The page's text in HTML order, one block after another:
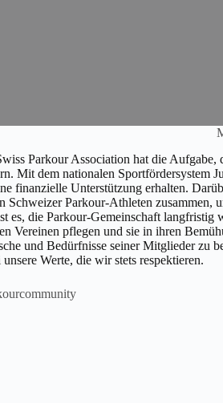
Parkour Association hat die
Mit dem nationalen Sportfördersystem
finanzielle Unterstützung erhalten.
Schweizer Parkour-Athleten zusammen,
es, die Parkour-Gemeinschaft langfristig
Vereinen pflegen und sie in ihren
und Bedürfnisse seiner Mitglieder zu
unsere Werte, die wir stets respektieren.